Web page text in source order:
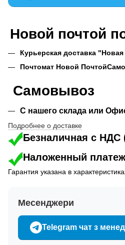
Новой почтой
Курьерская доставка
Почтомат Новой Почтой
Самовывоз
С нашего склада или
Подробнее о доставке
Безналичная с НДС
Наложенный платеж
Гарантия указана в
Месенджери
Telegram чат з